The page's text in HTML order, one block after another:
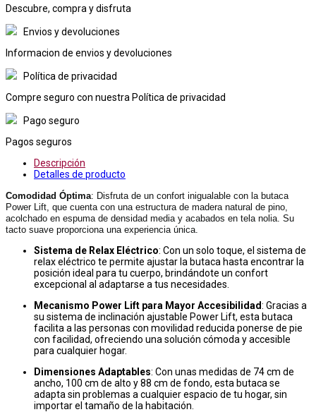
Descubre, compra y disfruta
Envios y devoluciones
Informacion de envios y devoluciones
Política de privacidad
Compre seguro con nuestra Política de privacidad
Pago seguro
Pagos seguros
Descripción
Detalles de producto
Comodidad Óptima: Disfruta de un confort inigualable con la butaca
Power Lift, que cuenta con una estructura de madera natural de pino,
acolchado en espuma de densidad media y acabados en tela nolia. Su
tacto suave proporciona una experiencia única.
Sistema de Relax Eléctrico: Con un solo toque, el sistema de
relax eléctrico te permite ajustar la butaca hasta encontrar la
posición ideal para tu cuerpo, brindándote un confort
excepcional al adaptarse a tus necesidades.
Mecanismo Power Lift para Mayor Accesibilidad: Gracias a
su sistema de inclinación ajustable Power Lift, esta butaca
facilita a las personas con movilidad reducida ponerse de pie
con facilidad, ofreciendo una solución cómoda y accesible
para cualquier hogar.
Dimensiones Adaptables: Con unas medidas de 74 cm de
ancho, 100 cm de alto y 88 cm de fondo, esta butaca se
adapta sin problemas a cualquier espacio de tu hogar, sin
importar el tamaño de la habitación.